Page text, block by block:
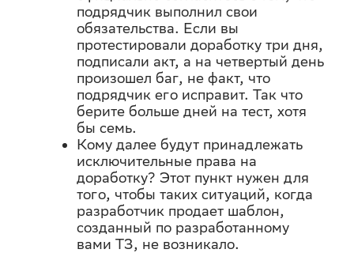
подрядчик выполнил свои
обязательства. Если вы
протестировали доработку три дня,
подписали акт, а на четвертый день
произошел баг, не факт, что
подрядчик его исправит. Так что
берите больше дней на тест, хотя
бы семь.
Кому далее будут принадлежать
исключительные права на
доработку? Этот пункт нужен для
того, чтобы таких ситуаций, когда
разработчик продает шаблон,
созданный по разработанному
вами ТЗ, не возникало.